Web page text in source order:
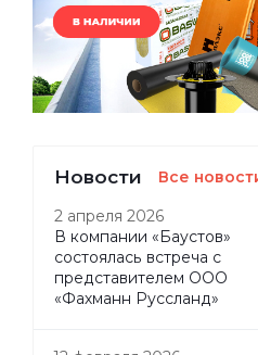
Новости Все
2 апреля 2026
В компании «Баустов»
состоялась встреча с
представителем ООО
«Фахманн Руссланд»